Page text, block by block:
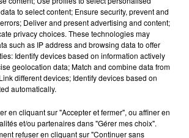
to select content; Ensure security, prevent and
Deliver and present advertising and content;
privacy choices. These technologies may
such as IP address and browsing data to offer
Identify devices based on information actively
geolocation data; Match and combine data from
different devices; Identify devices based on
automatically.
en cliquant sur "Accepter et fermer", ou affiner en
et/ou partenaires dans "Gérer mes choix".
refuser en cliquant sur "Continuer sans